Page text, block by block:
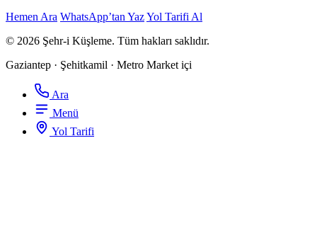
Hemen Ara WhatsApp’tan YazYol Tarifi Al
© 2026 Şehr-i Küşleme. Tüm hakları saklıdır.
Gaziantep · Şehitkamil · Metro Market içi
Ara
Menü
Yol Tarifi